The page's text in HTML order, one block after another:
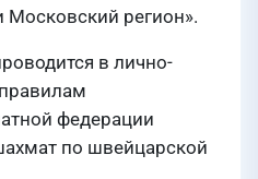
регион».
в лично-
федерации
по швейцарской